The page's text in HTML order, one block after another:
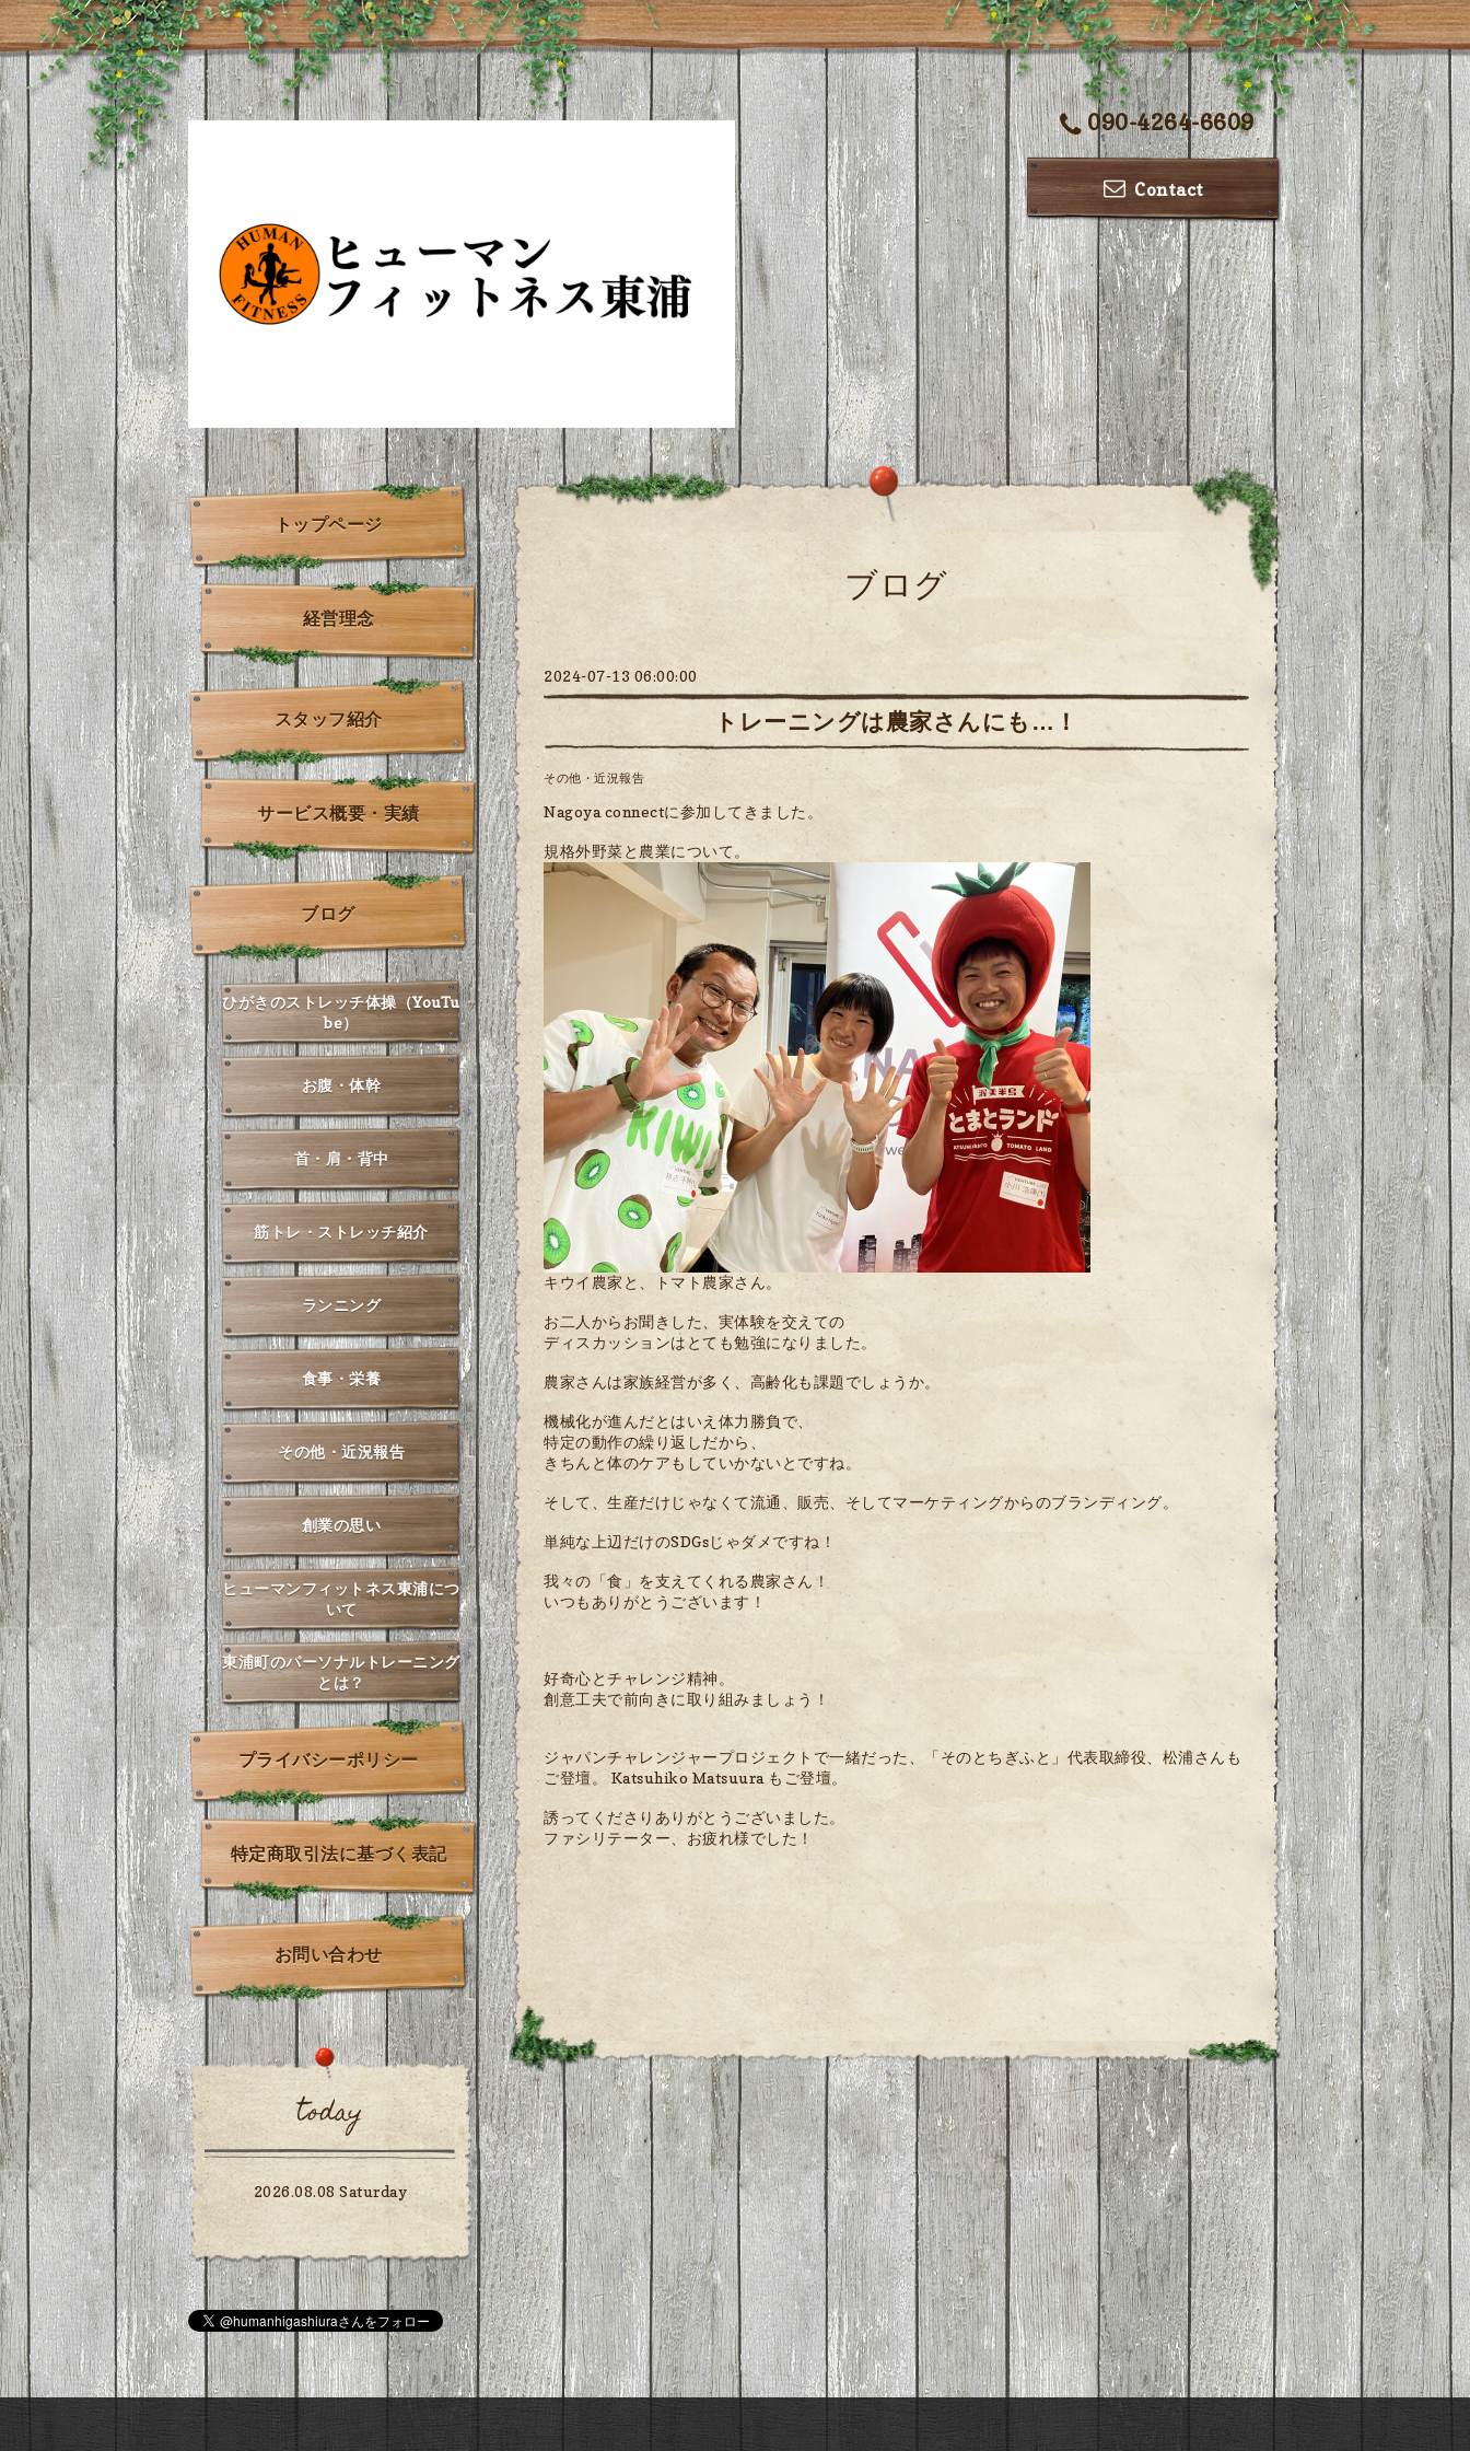
090-4264-6609
Contact
ブログ
2024-07-13 06:00:00
トレーニングは農家さんにも…！
その他・近況報告
Nagoya connectに参加してきました。
規格外野菜と農業について。
キウイ農家と、トマト農家さん。
お二人からお聞きした、実体験を交えての
ディスカッションはとても勉強になりました。
農家さんは家族経営が多く、高齢化も課題でしょうか。
機械化が進んだとはいえ体力勝負で、
特定の動作の繰り返しだから、
きちんと体のケアもしていかないとですね。
そして、生産だけじゃなくて流通、販売、そしてマーケティングからのブランディング。
単純な上辺だけのSDGsじゃダメですね！
我々の「食」を支えてくれる農家さん！
いつもありがとうございます！
好奇心とチャレンジ精神。
創意工夫で前向きに取り組みましょう！
ジャパンチャレンジャープロジェクトで一緒だった、「そのとちぎふと」代表取締役、松浦さんも
ご登壇。 Katsuhiko Matsuura もご登壇。
誘ってくださりありがとうございました。
ファシリテーター、お疲れ様でした！
トップページ
経営理念
スタッフ紹介
サービス概要・実績
ブログ
ひがきのストレッチ体操（YouTu
be）
お腹・体幹
首・肩・背中
筋トレ・ストレッチ紹介
ランニング
食事・栄養
その他・近況報告
創業の思い
ヒューマンフィットネス東浦につ
いて
東浦町のパーソナルトレーニング
とは？
プライバシーポリシー
特定商取引法に基づく表記
お問い合わせ
today
2026.08.08 Saturday